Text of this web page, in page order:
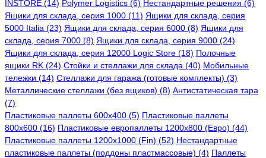
INSTORE (14) Polymer Logistics (6) Нестандартные решения (6)
Ящики для склада, серия 1000 (11) Ящики для склада, серия
5000 Italia (23) Ящики для склада, серия 6000 (8) Ящики для
склада, серия 7000 (8) Ящики для склада, серия 9000 (24)
Ящики для склада, серия 12000 Logic Store (18) Полочные
ящики RK (24) Стойки и стеллажи для склада (40) Мобильные
тележки (14) Стеллажи для гаража (готовые комплекты) (3)
Металлические стеллажи (без ящиков) (8) Антистатическая тара
(7)
Пластиковые паллеты 600x400 (5) Пластиковые паллеты
800x600 (16) Пластиковые европаллеты 1200x800 (Евро) (44)
Пластиковые паллеты 1200x1000 (Fin) (52) Нестандартные
пластиковые паллеты (поддоны пластмассовые) (4) Паллеты